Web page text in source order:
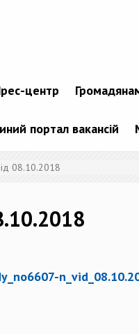
центр
портал вакансій
08.10.2018